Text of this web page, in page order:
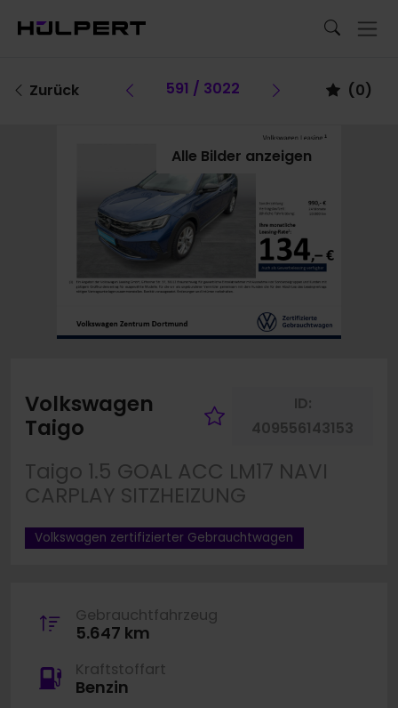
Zurück Vorheriges Fahrzeug
591 / 3022 Vorheriges
(0)
Alle Bilder anzeigen
Volkswagen
Taigo
Fahrzeug
ID:
409556143153
Taigo 1.5 GOAL ACC LM17 NAVI
CARPLAY SITZHEIZUNG
Volkswagen zertifizierter Gebrauchtwagen
Gebrauchtfahrzeug
5.647 km
Kraftstoffart
Benzin